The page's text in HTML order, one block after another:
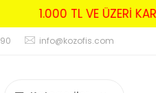
1.000 TL VE ÜZERİ
info@kozofis.com